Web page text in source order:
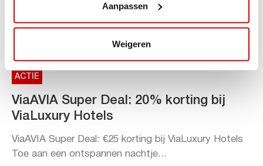
Aanpassen
Weigeren
ACTIE
ViaAVIA Super Deal: 20% korting bij
ViaLuxury Hotels
ViaAVIA Super Deal: €25 korting bij ViaLuxury Hotels
Toe aan een ontspannen nachtje...